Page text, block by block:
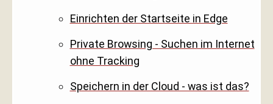
Einrichten der Startseite in Edge
Private Browsing - Suchen im Internet
ohne Tracking
Speichern in der Cloud - was ist das?